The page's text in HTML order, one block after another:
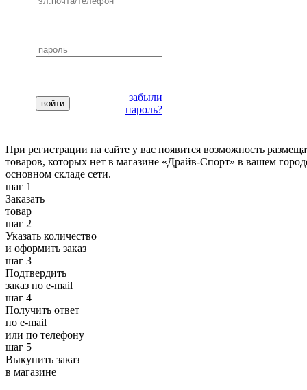
забыли
пароль?
При регистрации на сайте у вас появится возможность
товаров, которых нет в магазине «Драйв-Спорт» в вашем
основном складе сети.
шаг 1
Заказать
товар
шаг 2
Указать количество
и оформить заказ
шаг 3
Подтвердить
заказ по e-mail
шаг 4
Получить ответ
по e-mail
или по телефону
шаг 5
Выкупить заказ
в магазине